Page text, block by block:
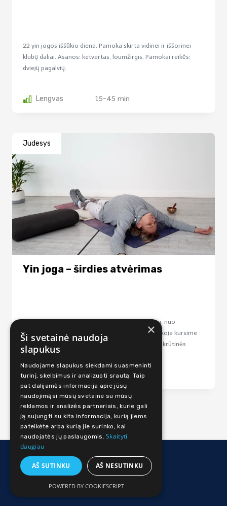
22 yin jogos iššūkio diena. Pamoka skirta vidinei ir iššorinei
klubų daliai. Asanos: ketvertas, loumžirgis. Pamokai reikės:
dviejų pagalvių.
Lengvas 15-45 min
Judesys
Yin joga – širdies atvėrimas
Skirk dėmesio ir meilės visai priekinei kūno daliai, nuo
viršugalvio iki kojų pirštų galiukų. Šioje Yin pamokoje kursime
erdvės, ilgėjimo, atvėrimo pojūtį. Daugelio mūsų krūtinės
raumenys yra susiaurėję, pečiai palinkę...
Lengvas 15-45 min
© 2026 Judi Online
Facebook Instagram
×
Ši svetainė naudoja
slapukus
Naudojame slapukus siekdami suasmeninti
turinį, skelbimus ir analizuoti srautą. Taip
pat dalijamės informacija apie jūsų
naudojimąsi mūsų svetaine su mūsų
reklamos ir analizės partneriais, kurie gali
ją sujungti su kita informacija, kurią jiems
pateikėte arba kurią jie surinko, kai
naudojatės jų paslaugomis.Skaityti
daugiau
AŠ SUTINKU AŠ NESUTINKU
POWERED BY COOKIESCRIPT